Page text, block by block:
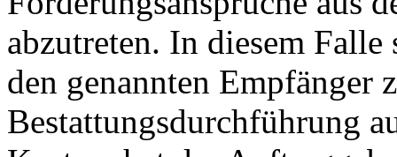
abzutreten. In diesem
den genannten Empfänger
Bestattungsdurchführung